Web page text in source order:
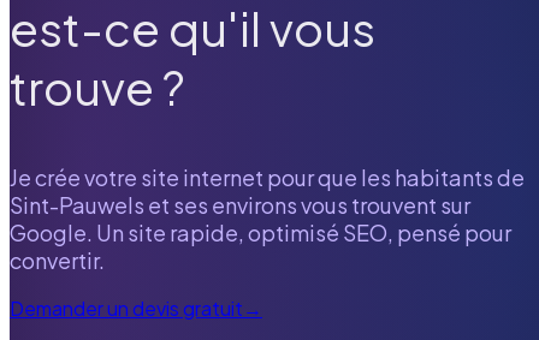
est-ce qu'il vous
trouve ?
Je crée votre site internet pour que les habitants de
Sint-Pauwels et ses environs vous trouvent sur
Google. Un site rapide, optimisé SEO, pensé pour
convertir.
Demander un devis gratuit→